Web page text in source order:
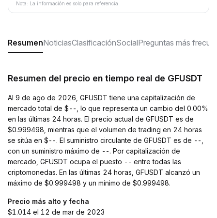
Nota: La información es solo para referencia.
ResumenNoticiasClasificaciónSocialPreguntas más
Resumen del precio en tiempo real de GFUSDT
Al 9 de ago de 2026, GFUSDT tiene una capitalización de
mercado total de $--, lo que representa un cambio del 0.00%
en las últimas 24 horas. El precio actual de GFUSDT es de
$0.999498, mientras que el volumen de trading en 24 horas
se sitúa en $--. El suministro circulante de GFUSDT es de --,
con un suministro máximo de --. Por capitalización de
mercado, GFUSDT ocupa el puesto -- entre todas las
criptomonedas. En las últimas 24 horas, GFUSDT alcanzó un
máximo de $0.999498 y un mínimo de $0.999498.
Precio más alto y fecha
$1.014 el 12 de mar de 2023